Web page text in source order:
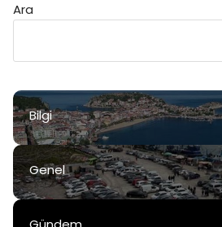
Ara
Bilgi
Genel